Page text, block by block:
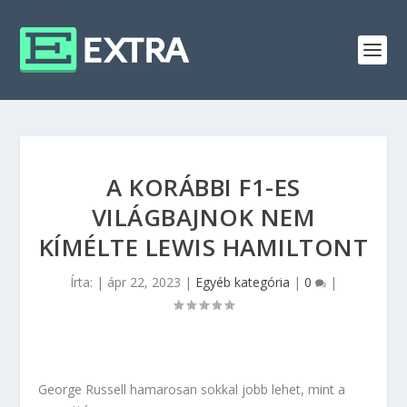
A KORÁBBI F1-ES
VILÁGBAJNOK NEM
KÍMÉLTE LEWIS HAMILTONT
Írta: | ápr 22, 2023 | Egyéb kategória | 0 |
George Russell hamarosan sokkal jobb lehet, mint a